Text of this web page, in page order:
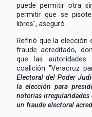
puede permitir otra
permitir que se
libres", aseguró.
Refirió que la elección
fraude acreditado,
que las autoridades
coalición "Veracruz
Electoral del Poder
la elección para
notorias irregularidades
un fraude electoral